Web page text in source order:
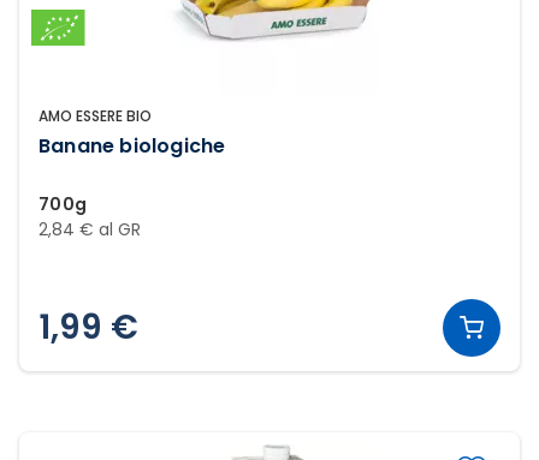
AMO ESSERE BIO
Banane biologiche
700g
2,84 € al GR
1,99 €